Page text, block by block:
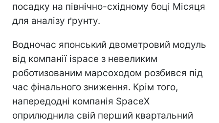
посадку на північно-східному боці Місяця
для аналізу ґрунту.
Водночас японський двометровий модуль
від компанії ispace з невеликим
роботизованим марсоходом розбився під
час фінального зниження. Крім того,
напередодні компанія SpaceX
оприлюднила свій перший квартальний